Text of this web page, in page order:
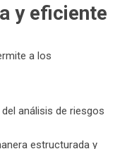
y eficiente
a los
análisis de riesgos
estructurada y